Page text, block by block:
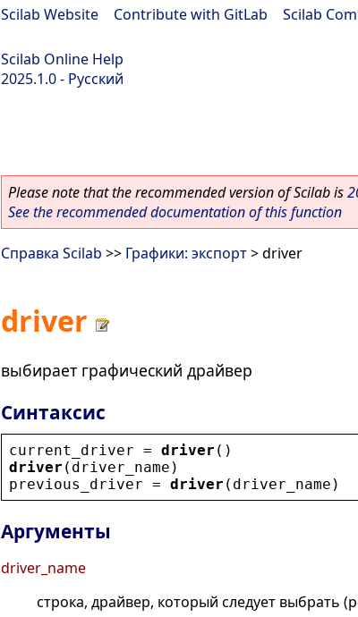
Scilab Website Contribute with GitLab Scilab
Scilab Online Help
2025.1.0 - Русский
Please note that the recommended version of Scilab is
See the recommended documentation of this function
Справка Scilab >> Графики: экспорт> driver
driver
выбирает графический драйвер
Синтаксис
current_driver = driver ()
driver ( driver_name )
previous_driver = driver ( driver_name )
Аргументы
driver_name
строка, драйвер, который следует выбрать